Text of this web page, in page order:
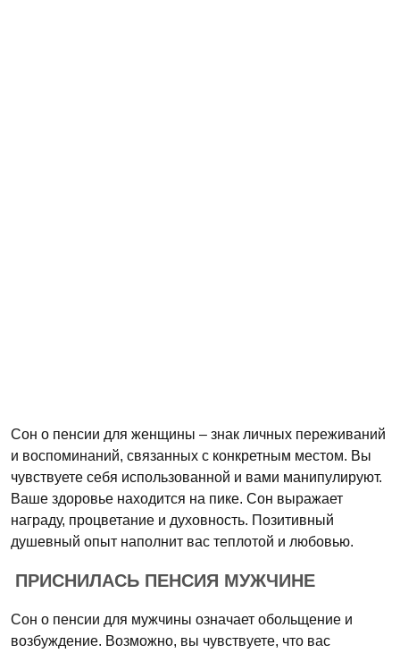
Сон о пенсии для женщины – знак личных переживаний
и воспоминаний, связанных с конкретным местом. Вы
чувствуете себя использованной и вами манипулируют.
Ваше здоровье находится на пике. Сон выражает
награду, процветание и духовность. Позитивный
душевный опыт наполнит вас теплотой и любовью.
ПРИСНИЛАСЬ ПЕНСИЯ МУЖЧИНЕ
Сон о пенсии для мужчины означает обольщение и
возбуждение. Возможно, вы чувствуете, что вас